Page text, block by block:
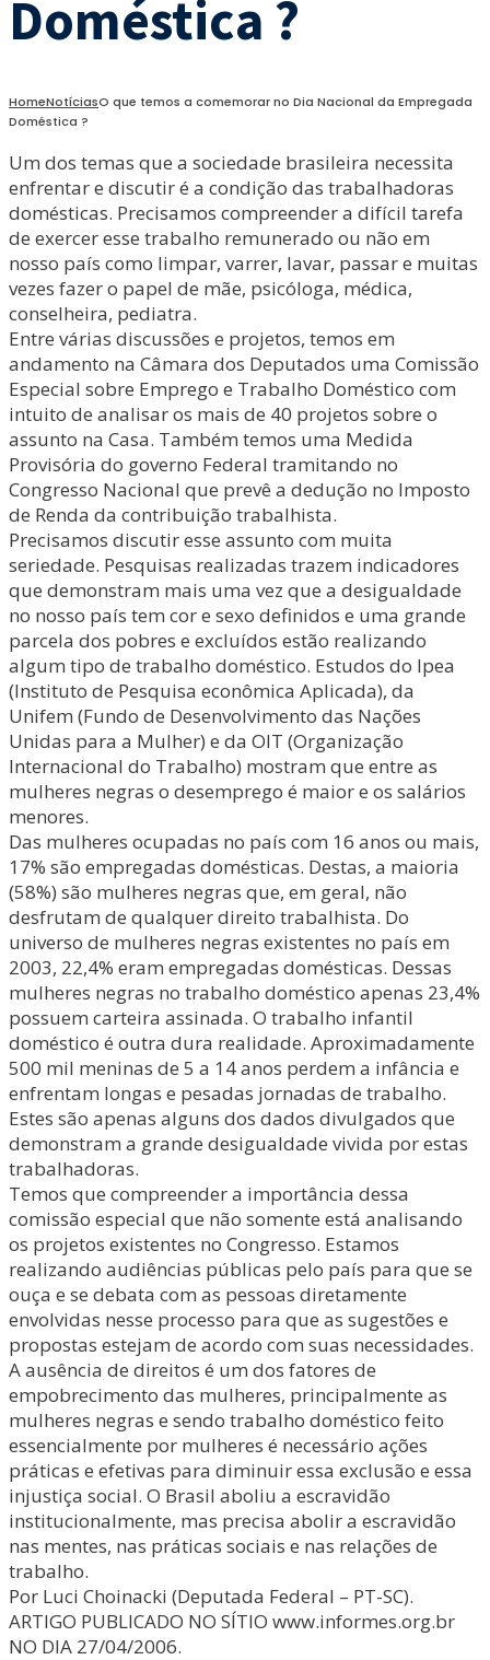
Doméstica ?
HomeNotíciasO que temos a comemorar no Dia Nacional da Empregada
Doméstica ?
Um dos temas que a sociedade brasileira necessita
enfrentar e discutir é a condição das trabalhadoras
domésticas. Precisamos compreender a difícil tarefa
de exercer esse trabalho remunerado ou não em
nosso país como limpar, varrer, lavar, passar e muitas
vezes fazer o papel de mãe, psicóloga, médica,
conselheira, pediatra.
Entre várias discussões e projetos, temos em
andamento na Câmara dos Deputados uma Comissão
Especial sobre Emprego e Trabalho Doméstico com
intuito de analisar os mais de 40 projetos sobre o
assunto na Casa. Também temos uma Medida
Provisória do governo Federal tramitando no
Congresso Nacional que prevê a dedução no Imposto
de Renda da contribuição trabalhista.
Precisamos discutir esse assunto com muita
seriedade. Pesquisas realizadas trazem indicadores
que demonstram mais uma vez que a desigualdade
no nosso país tem cor e sexo definidos e uma grande
parcela dos pobres e excluídos estão realizando
algum tipo de trabalho doméstico. Estudos do Ipea
(Instituto de Pesquisa econômica Aplicada), da
Unifem (Fundo de Desenvolvimento das Nações
Unidas para a Mulher) e da OIT (Organização
Internacional do Trabalho) mostram que entre as
mulheres negras o desemprego é maior e os salários
menores.
Das mulheres ocupadas no país com 16 anos ou mais,
17% são empregadas domésticas. Destas, a maioria
(58%) são mulheres negras que, em geral, não
desfrutam de qualquer direito trabalhista. Do
universo de mulheres negras existentes no país em
2003, 22,4% eram empregadas domésticas. Dessas
mulheres negras no trabalho doméstico apenas 23,4%
possuem carteira assinada. O trabalho infantil
doméstico é outra dura realidade. Aproximadamente
500 mil meninas de 5 a 14 anos perdem a infância e
enfrentam longas e pesadas jornadas de trabalho.
Estes são apenas alguns dos dados divulgados que
demonstram a grande desigualdade vivida por estas
trabalhadoras.
Temos que compreender a importância dessa
comissão especial que não somente está analisando
os projetos existentes no Congresso. Estamos
realizando audiências públicas pelo país para que se
ouça e se debata com as pessoas diretamente
envolvidas nesse processo para que as sugestões e
propostas estejam de acordo com suas necessidades.
A ausência de direitos é um dos fatores de
empobrecimento das mulheres, principalmente as
mulheres negras e sendo trabalho doméstico feito
essencialmente por mulheres é necessário ações
práticas e efetivas para diminuir essa exclusão e essa
injustiça social. O Brasil aboliu a escravidão
institucionalmente, mas precisa abolir a escravidão
nas mentes, nas práticas sociais e nas relações de
trabalho.
Por Luci Choinacki (Deputada Federal – PT-SC).
ARTIGO PUBLICADO NO SÍTIO www.informes.org.br
NO DIA 27/04/2006.